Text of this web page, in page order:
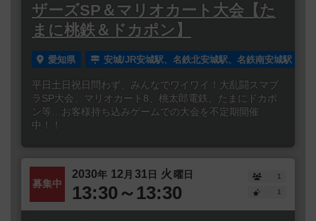
ザーズSP＆マリオカート大会【た
まに桃鉄＆ドカポン】
愛知県 安城/JR安城駅、名鉄北安城駅、名鉄南安城駅
平日土日祝日問わず、みんなでワイワイ！大乱闘スマブ
ラSP大会、マリオカート8、桃太郎電鉄、たまにドカポ
ン等…お客様持ち込みゲームでの大会を不定期開催
中！！
募集中
2030年 12 月 31日 火 曜日
13:30～13:30
1
1